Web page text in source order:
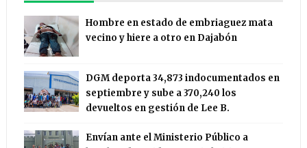
Hombre en estado de embriaguez mata
vecino y hiere a otro en Dajabón
DGM deporta 34,873 indocumentados en
septiembre y sube a 370,240 los
devueltos en gestión de Lee B.
Envían ante el Ministerio Público a